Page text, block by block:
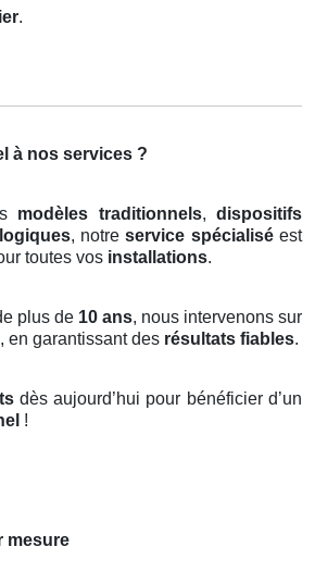
.
à nos services ?
modèles traditionnels, dispositifs
, notreservice spécialiséest
toutes vos installations.
plus de 10 ans, nous intervenons sur
, en garantissant des résultats fiables.
dès aujourd’hui pour bénéficier d’un
!
mesure